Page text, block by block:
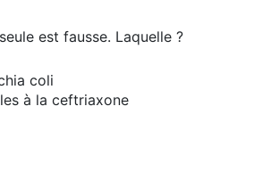
est fausse. Laquelle ?
coli
à la ceftriaxone